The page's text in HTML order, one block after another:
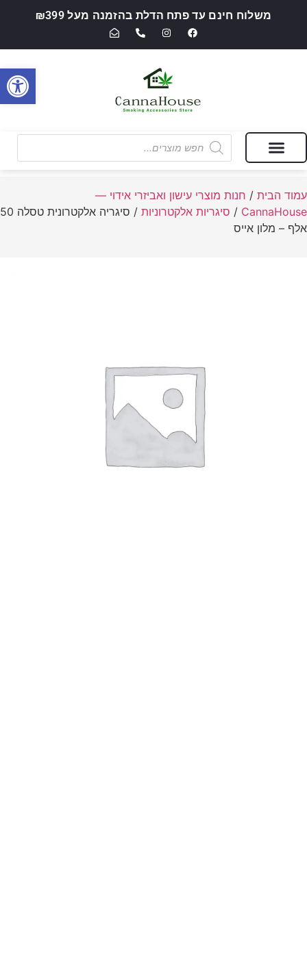
משלוח חינם עד פתח הדלת בהזמנה מעל ₪399
עמוד הבית / חנות מוצרי עישון ואביזרי אידוי —
CannaHouse
/ סיגריות אלקטרוניות
/ סיגריה אלקטרונית טסלה 50
אלף – מלון אייס
פתח